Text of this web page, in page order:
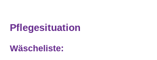
Pflegesituation
Wäscheliste: